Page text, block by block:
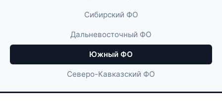
Сибирский ФО
Дальневосточный ФО
Южный ФО
Северо-Кавказский ФО